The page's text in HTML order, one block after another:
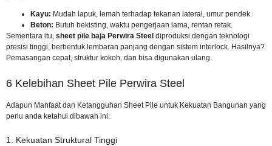
Kayu: Mudah lapuk, lemah terhadap tekanan lateral, umur pendek.
Beton: Butuh bekisting, waktu pengerjaan lama, rentan retak.
Sementara itu, sheet pile baja Perwira Steel diproduksi dengan teknologi
presisi tinggi, berbentuk lembaran panjang dengan sistem interlock. Hasilnya?
Pemasangan cepat, struktur kokoh, dan bisa digunakan ulang.
6 Kelebihan Sheet Pile Perwira Steel
Adapun Manfaat dan Ketangguhan Sheet Pile untuk Kekuatan Bangunan yang
perlu anda ketahui dibawah ini:
1. Kekuatan Struktural Tinggi